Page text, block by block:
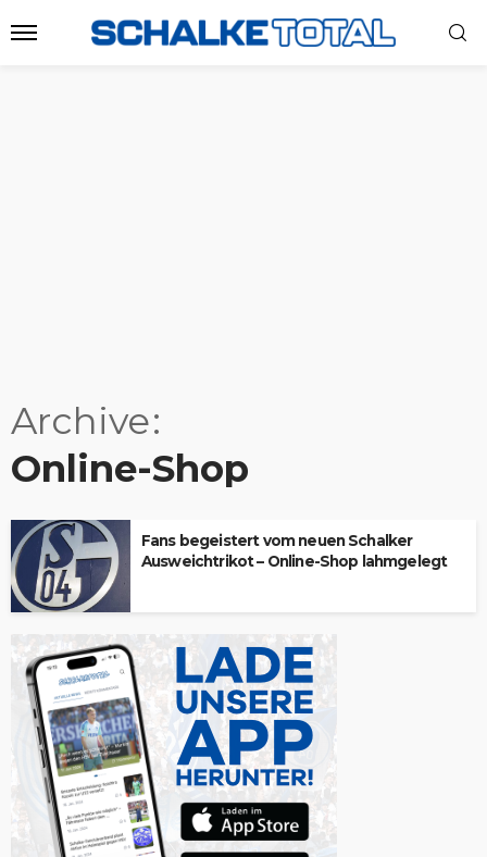
Archive
Online-Shop
Fans begeistert vom neuen Schalker
Ausweichtrikot – Online-Shop lahmgelegt